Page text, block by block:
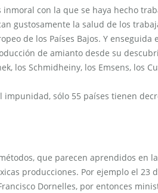
con la que se haya hecho
gustosamente la salud de los
de los Países Bajos. Y
de amianto desde su
los Schmidheiny, los Emsens, los
sólo 55 países tienen
que parecen aprendidos en
producciones. Por ejemplo el 23
Dornelles, por entonces